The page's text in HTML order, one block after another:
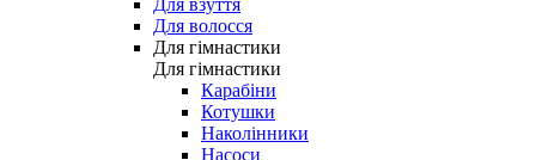
Для взуття
Для волосся
Для гімнастики
Для гімнастики
Карабіни
Котушки
Наколінники
Насоси